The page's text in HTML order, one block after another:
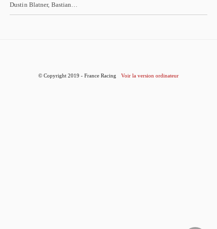
Dustin Blatner, Bastian…
© Copyright 2019 - France Racing Voir la version ordinateur